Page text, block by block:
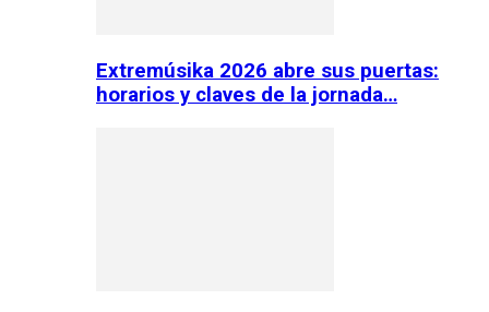
Extremúsika 2026 abre sus puertas:
horarios y claves de la jornada…